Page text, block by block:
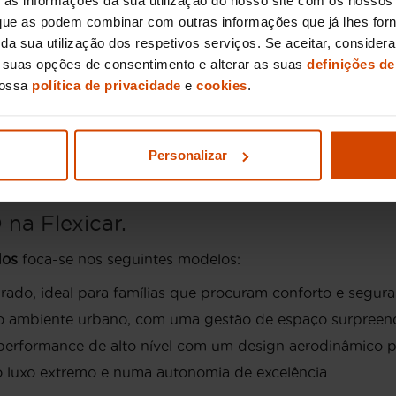
as podem combinar com outras informações que já lhes
sua utilização dos respetivos serviços. Se aceitar,
opções de consentimento e alterar as suas definições
política de privacidade e cookies.
Personalizar
furos ou impactos e uma longevidade estrutural
extras extensas; quase todos oscarros usadosvêm
Zonas de Emissões Reduzidas (ZER) em Lisboa e
Flexicar.
foca-se nos seguintes modelos:
ideal para famílias que procuram conforto e
urbano, com uma gestão de espaço
de alto nível com um design aerodinâmico
extremo e numa autonomia de excelência.